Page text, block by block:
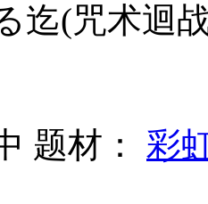
迄(咒术迴
题材： 彩